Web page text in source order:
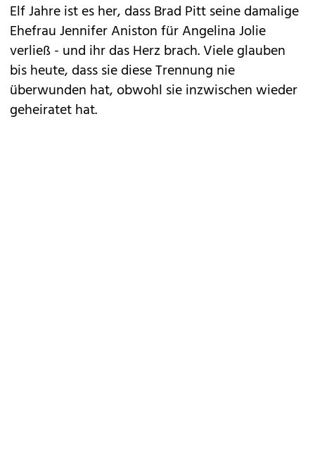
Elf Jahre ist es her, dass Brad Pitt seine damalige
Ehefrau Jennifer Aniston für Angelina Jolie
verließ - und ihr das Herz brach. Viele glauben
bis heute, dass sie diese Trennung nie
überwunden hat, obwohl sie inzwischen wieder
geheiratet hat.